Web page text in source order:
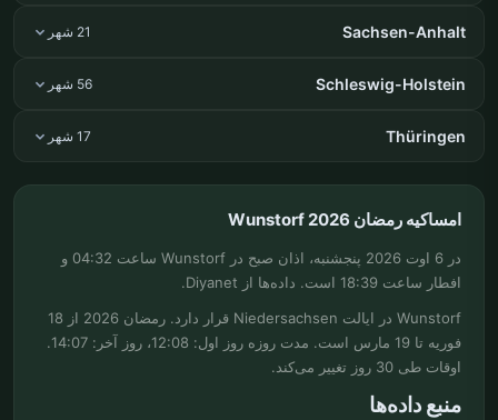
Sachsen-Anhalt 21 شهر
Schleswig-Holstein 56 شهر
Thüringen 17 شهر
امساکیه رمضان Wunstorf 2026
در 6 اوت 2026 پنجشنبه، اذان صبح در Wunstorf ساعت 04:32 و
افطار ساعت 18:39 است. داده‌ها از Diyanet.
Wunstorf در ایالت Niedersachsen قرار دارد. رمضان 2026 از 18
فوریه تا 19 مارس است. مدت روزه روز اول: 12:08، روز آخر: 14:07.
اوقات طی 30 روز تغییر می‌کند.
منبع داده‌ها